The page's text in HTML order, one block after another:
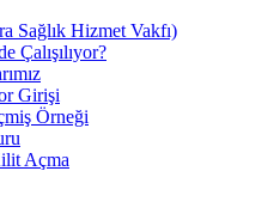
Sağlık Hizmet Vakfı)
Çalışılıyor?
Girişi
Örneği
Açma